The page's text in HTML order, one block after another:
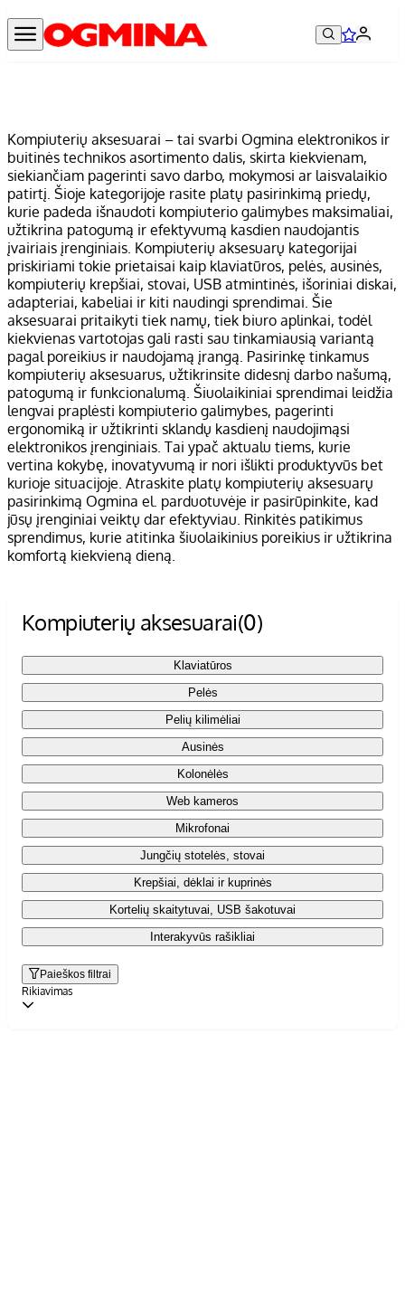
Kompiuterių aksesuarai – tai svarbi Ogmina elektronikos ir
buitinės technikos asortimento dalis, skirta kiekvienam,
siekiančiam pagerinti savo darbo, mokymosi ar laisvalaikio
patirtį. Šioje kategorijoje rasite platų pasirinkimą priedų,
kurie padeda išnaudoti kompiuterio galimybes maksimaliai,
užtikrina patogumą ir efektyvumą kasdien naudojantis
įvairiais įrenginiais. Kompiuterių aksesuarų kategorijai
priskiriami tokie prietaisai kaip klaviatūros, pelės, ausinės,
kompiuterių krepšiai, stovai, USB atmintinės, išoriniai diskai,
adapteriai, kabeliai ir kiti naudingi sprendimai. Šie
aksesuarai pritaikyti tiek namų, tiek biuro aplinkai, todėl
kiekvienas vartotojas gali rasti sau tinkamiausią variantą
pagal poreikius ir naudojamą įrangą. Pasirinkę tinkamus
kompiuterių aksesuarus, užtikrinsite didesnį darbo našumą,
patogumą ir funkcionalumą. Šiuolaikiniai sprendimai leidžia
lengvai praplėsti kompiuterio galimybes, pagerinti
ergonomiką ir užtikrinti sklandų kasdienį naudojimąsi
elektronikos įrenginiais. Tai ypač aktualu tiems, kurie
vertina kokybę, inovatyvumą ir nori išlikti produktyvūs bet
kurioje situacijoje. Atraskite platų kompiuterių aksesuarų
pasirinkimą Ogmina el. parduotuvėje ir pasirūpinkite, kad
jūsų įrenginiai veiktų dar efektyviau. Rinkitės patikimus
sprendimus, kurie atitinka šiuolaikinius poreikius ir užtikrina
komfortą kiekvieną dieną.
Kompiuterių aksesuarai(0)
Klaviatūros
Pelės
Pelių kilimėliai
Ausinės
Kolonėlės
Web kameros
Mikrofonai
Jungčių stotelės, stovai
Krepšiai, dėklai ir kuprinės
Kortelių skaitytuvai, USB šakotuvai
Interakyvūs rašikliai
Paieškos filtrai
Rikiavimas